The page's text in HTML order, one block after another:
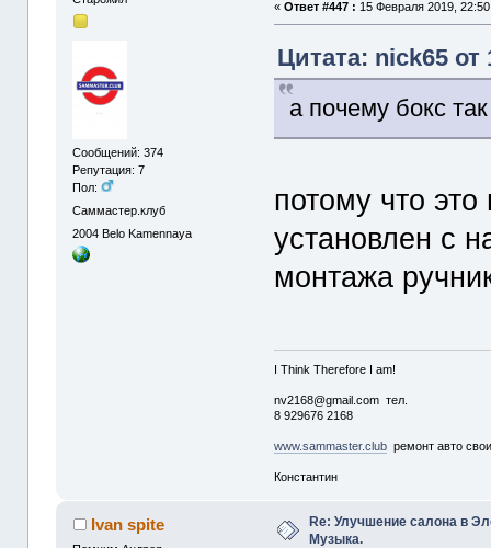
Сообщений: 374
Репутация: 7
Пол:
Саммастер.клуб
2004 Belo Kamennaya
«Ответ #447 : 15 Февраля 2019,
Цитата: nick65
а почему бокс
потому что
установлен с
монтажа
I Think Therefore I am!
nv2168@gmail.com тел.
8 929676 2168
www.sammaster.club ремонт авто
Константин
Ivan spite
Re: Улучшение салона в
Музыка.